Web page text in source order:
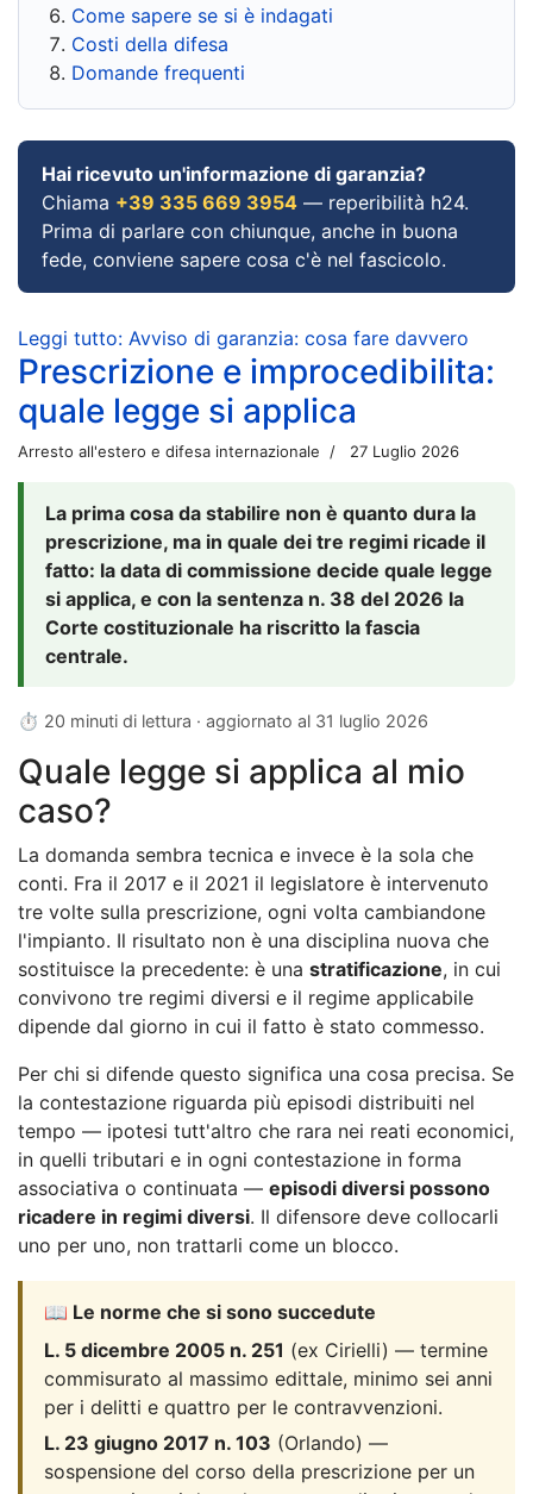
Come sapere se si è indagati
Costi della difesa
Domande frequenti
Hai ricevuto un'informazione di garanzia?
Chiama +39 335 669 3954 — reperibilità h24.
Prima di parlare con chiunque, anche in buona
fede, conviene sapere cosa c'è nel fascicolo.
Leggi tutto: Avviso di garanzia: cosa fare davvero
Prescrizione e improcedibilita:
quale legge si applica
Arresto all'estero e difesa internazionale 27 Luglio 2026
La prima cosa da stabilire non è quanto dura la
prescrizione, ma in quale dei tre regimi ricade il
fatto: la data di commissione decide quale legge
si applica, e con la sentenza n. 38 del 2026 la
Corte costituzionale ha riscritto la fascia
centrale.
⏱ 20 minuti di lettura · aggiornato al 31 luglio 2026
Quale legge si applica al mio
caso?
La domanda sembra tecnica e invece è la sola che
conti. Fra il 2017 e il 2021 il legislatore è intervenuto
tre volte sulla prescrizione, ogni volta cambiandone
l'impianto. Il risultato non è una disciplina nuova che
sostituisce la precedente: è una stratificazione, in cui
convivono tre regimi diversi e il regime applicabile
dipende dal giorno in cui il fatto è stato commesso.
Per chi si difende questo significa una cosa precisa. Se
la contestazione riguarda più episodi distribuiti nel
tempo — ipotesi tutt'altro che rara nei reati economici,
in quelli tributari e in ogni contestazione in forma
associativa o continuata — episodi diversi possono
ricadere in regimi diversi. Il difensore deve collocarli
uno per uno, non trattarli come un blocco.
📖 Le norme che si sono succedute
L. 5 dicembre 2005 n. 251 (ex Cirielli) — termine
commisurato al massimo edittale, minimo sei anni
per i delitti e quattro per le contravvenzioni.
L. 23 giugno 2017 n. 103 (Orlando) —
sospensione del corso della prescrizione per un